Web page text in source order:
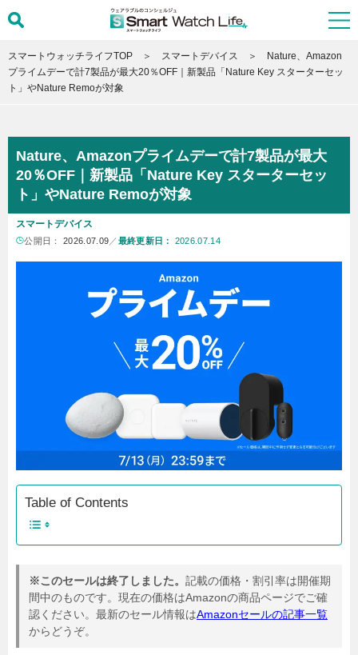
スマートウォッチライフTOP スマートデバイス
Nature、Amazon
プライムデーで計7製品が最大20％OFF｜新製品「Nature Key スターターセッ
ト」やNature Remoが対象
Nature、Amazonプライムデーで計7製品が最大
20％OFF｜新製品「Nature Key スターターセッ
ト」やNature Remoが対象
スマートデバイス
公開日： 2026.07.09 ／ 最終更新日： 2026.07.14
Table of Contents
※このセールは終了しました。 記載の価格・割引率は開催期
間中のものです。現在の価格はAmazonの商品ページでご確
認ください。最新のセール情報はAmazonセールの記事一覧
からどうぞ。